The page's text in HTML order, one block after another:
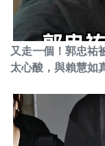
又走一個！郭忠祐
太心酸，與賴慧如